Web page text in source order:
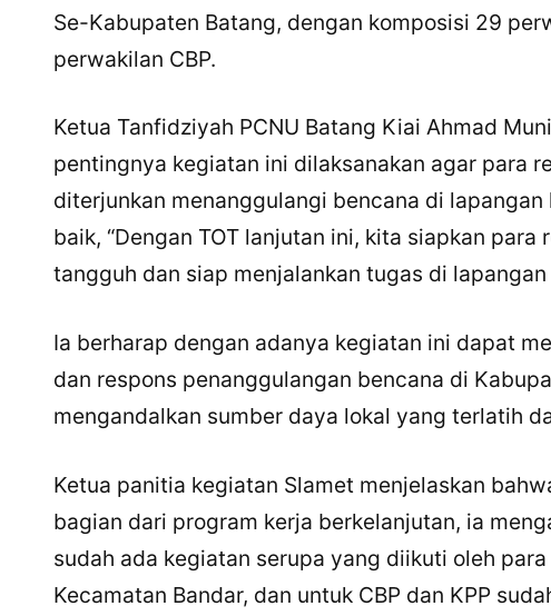
Se-Kabupaten Batang, dengan komposisi 29
perwakilan CBP.
Ketua Tanfidziyah PCNU Batang Kiai Ahmad
pentingnya kegiatan ini dilaksanakan agar para
diterjunkan menanggulangi bencana di
baik, “Dengan TOT lanjutan ini, kita siapkan para
tangguh dan siap menjalankan tugas di lapangan
Ia berharap dengan adanya kegiatan ini dapat
dan respons penanggulangan bencana di
mengandalkan sumber daya lokal yang terlatih
Ketua panitia kegiatan Slamet menjelaskan
bagian dari program kerja berkelanjutan, ia
sudah ada kegiatan serupa yang diikuti oleh
Kecamatan Bandar, dan untuk CBP dan KPP